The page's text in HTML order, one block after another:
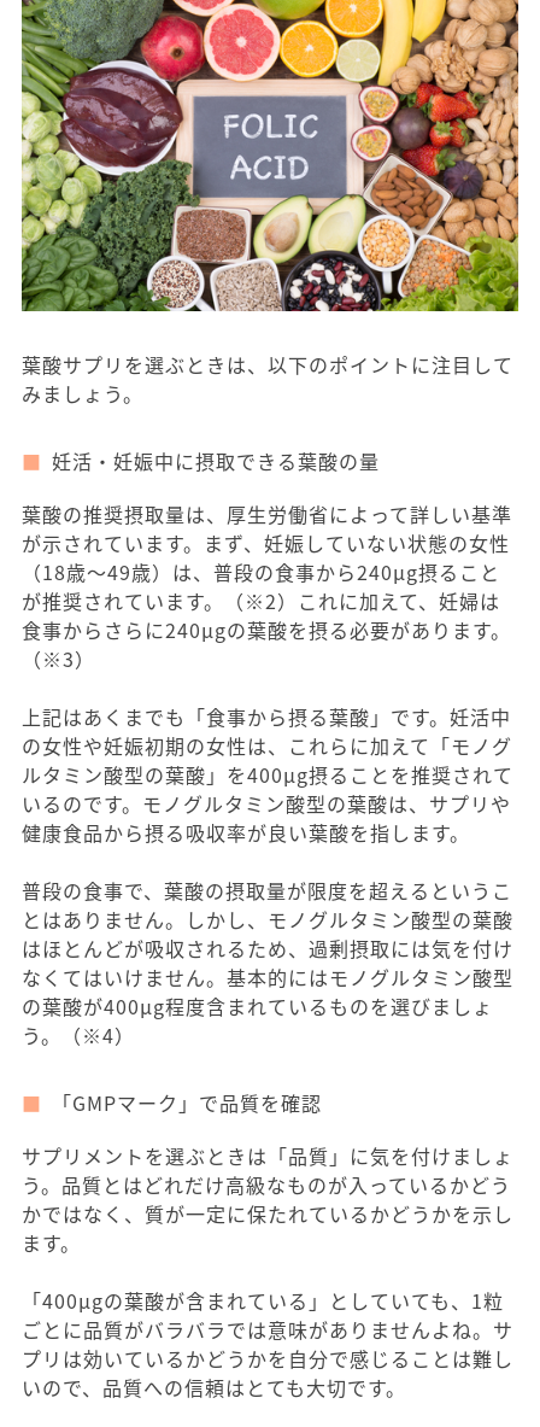
葉酸サプリを選ぶときは、以下のポイントに注目して
みましょう。
妊活・妊娠中に摂取できる葉酸の量
葉酸の推奨摂取量は、厚生労働省によって詳しい基準
が示されています。まず、妊娠していない状態の女性
（18歳〜49歳）は、普段の食事から240μg摂ること
が推奨されています。（※2）これに加えて、妊婦は
食事からさらに240μgの葉酸を摂る必要があります。
（※3）
上記はあくまでも「食事から摂る葉酸」です。妊活中
の女性や妊娠初期の女性は、これらに加えて「モノグ
ルタミン酸型の葉酸」を400μg摂ることを推奨されて
いるのです。モノグルタミン酸型の葉酸は、サプリや
健康食品から摂る吸収率が良い葉酸を指します。
普段の食事で、葉酸の摂取量が限度を超えるというこ
とはありません。しかし、モノグルタミン酸型の葉酸
はほとんどが吸収されるため、過剰摂取には気を付け
なくてはいけません。基本的にはモノグルタミン酸型
の葉酸が400μg程度含まれているものを選びましょ
う。（※4）
「GMPマーク」で品質を確認
サプリメントを選ぶときは「品質」に気を付けましょ
う。品質とはどれだけ高級なものが入っているかどう
かではなく、質が一定に保たれているかどうかを示し
ます。
「400μgの葉酸が含まれている」としていても、1粒
ごとに品質がバラバラでは意味がありませんよね。サ
プリは効いているかどうかを自分で感じることは難し
いので、品質への信頼はとても大切です。